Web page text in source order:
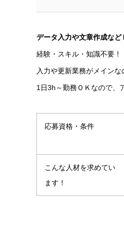
データ入力や文章作成など
経験・スキル・知識不要！
入力や更新業務がメイン
1日3h～勤務ＯＫなので、
応募資格・条件
こんな人材を求めてい
ます！